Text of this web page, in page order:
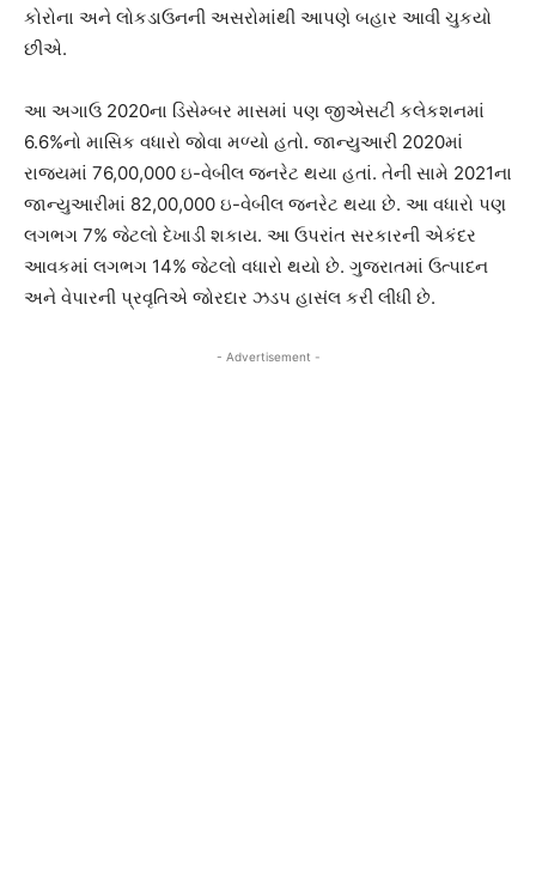
કોરોના અને લોકડાઉનની અસરોમાંથી આપણે બહાર આવી ચુકયો
છીએ.
આ અગાઉ 2020ના ડિસેમ્બર માસમાં પણ જીએસટી કલેકશનમાં
6.6%નો માસિક વધારો જોવા મળ્યો હતો. જાન્યુઆરી 2020માં
રાજયમાં 76,00,000 ઇ-વેબીલ જનરેટ થયા હતાં. તેની સામે 2021ના
જાન્યુઆરીમાં 82,00,000 ઇ-વેબીલ જનરેટ થયા છે. આ વધારો પણ
લગભગ 7% જેટલો દેખાડી શકાય. આ ઉપરાંત સરકારની એકંદર
આવકમાં લગભગ 14% જેટલો વધારો થયો છે. ગુજરાતમાં ઉત્પાદન
અને વેપારની પ્રવૃતિએ જોરદાર ઝડપ હાસંલ કરી લીધી છે.
- Advertisement -